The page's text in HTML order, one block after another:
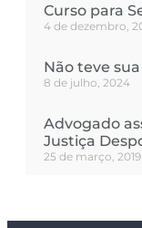
Curso para
4 de dezembro,
Não teve
8 de julho, 2024
Advogado
Justiça
25 de março, 2019